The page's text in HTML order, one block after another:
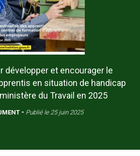
développer et encourager le
en situation de handicap
du Travail en 2025
Publié le 25 juin 2025